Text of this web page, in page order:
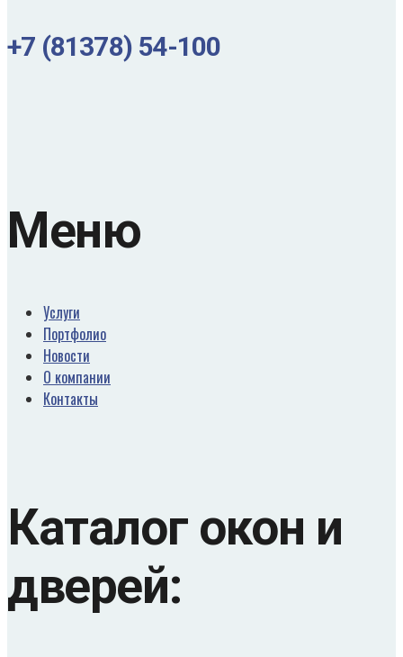
+7 (81378) 54-100
Меню
Услуги
Портфолио
Новости
О компании
Контакты
Каталог окон и
дверей: